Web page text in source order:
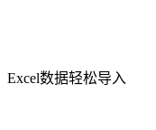
数据轻松导入